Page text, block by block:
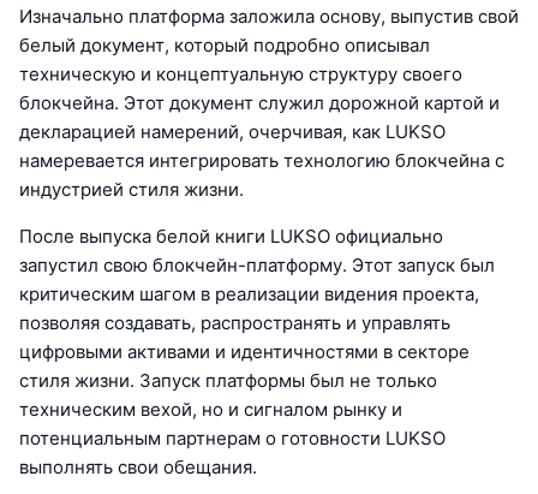
Изначально платформа заложила основу, выпустив свой
белый документ, который подробно описывал
техническую и концептуальную структуру своего
блокчейна. Этот документ служил дорожной картой и
декларацией намерений, очерчивая, как LUKSO
намеревается интегрировать технологию блокчейна с
индустрией стиля жизни.
После выпуска белой книги LUKSO официально
запустил свою блокчейн-платформу. Этот запуск был
критическим шагом в реализации видения проекта,
позволяя создавать, распространять и управлять
цифровыми активами и идентичностями в секторе
стиля жизни. Запуск платформы был не только
техническим вехой, но и сигналом рынку и
потенциальным партнерам о готовности LUKSO
выполнять свои обещания.